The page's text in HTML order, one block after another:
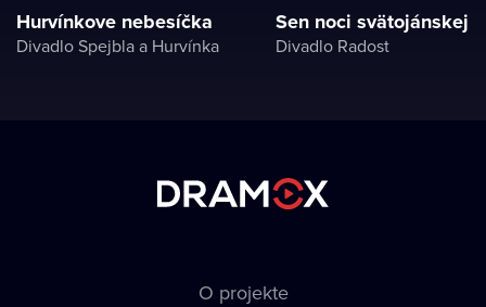
Hurvínkove nebesíčka
Divadlo Spejbla a Hurvínka
Sen noci svätojánskej
Divadlo Radost
O projekte